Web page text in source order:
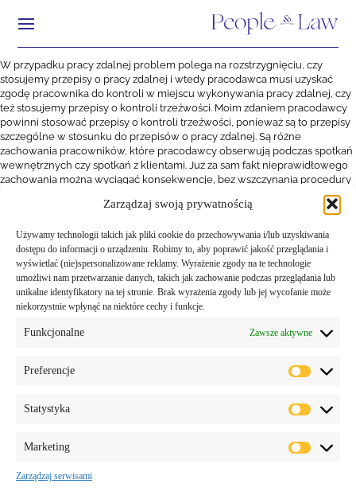
Zarządzaj swoją prywatnością
Używamy technologii takich jak pliki cookie do przechowywania i/lub uzyskiwania
dostępu do informacji o urządzeniu. Robimy to, aby poprawić jakość przeglądania i
wyświetlać (nie)spersonalizowane reklamy. Wyrażenie zgody na te technologie
umożliwi nam przetwarzanie danych, takich jak zachowanie podczas przeglądania lub
unikalne identyfikatory na tej stronie. Brak wyrażenia zgody lub jej wycofanie może
niekorzystnie wpłynąć na niektóre cechy i funkcje.
Funkcjonalne Zawsze aktywne
Preferencje
Statystyka
Marketing
Zarządzaj serwisami
W przypadku pracy zdalnej problem polega na rozstrzygnięciu, czy
stosujemy przepisy o pracy zdalnej i wtedy pracodawca musi uzyskać
zgodę pracownika do kontroli w miejscu wykonywania pracy zdalnej, czy
też stosujemy przepisy o kontroli trzeźwości. Moim zdaniem pracodawcy
powinni stosować przepisy o kontroli trzeźwości, ponieważ są to przepisy
szczególne w stosunku do przepisów o pracy zdalnej. Są różne
zachowania pracowników, które pracodawcy obserwują podczas spotkań
wewnętrznych czy spotkań z klientami. Już za sam fakt nieprawidłowego
zachowania można wyciągać konsekwencje, bez wszczynania procedury
pracownika i rozmowy z nim. Czasami już to wystarczy – komentuje dla
prawnych.
Jaroszewska – Ignatowska
01-207 Warszawa
NIP: 5252988083